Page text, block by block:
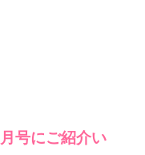
月号にご紹介い